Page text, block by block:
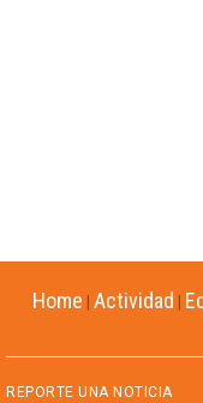
Home Actividad
REPORTE UNA NOTICIA